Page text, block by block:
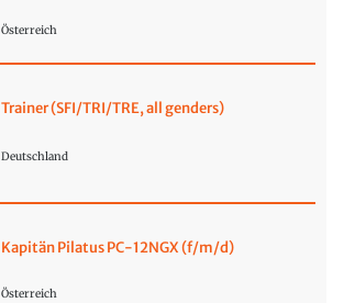
Österreich
Trainer (SFI/TRI/TRE, all genders)
Deutschland
Kapitän Pilatus PC-12NGX (f/m/d)
Österreich